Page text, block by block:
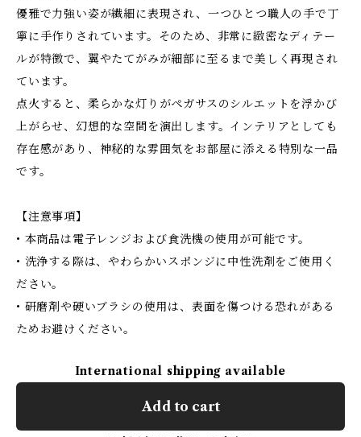
優雅で力強い姿が繊細に表現され、一つひとつ職人の手で丁
寧に手作りされています。そのため、非常に緻密なディテー
ルが特徴で、翼やたてがみが細部に至るまで美しく再現され
ています。
点火すると、柔らかな灯りがペガサスのシルエットを浮かび
上がらせ、幻想的な空間を演出します。インテリアとしても
存在感があり、神秘的な雰囲気をお部屋に添える特別な一品
です。
【注意事項】
• 本商品は電子レンジおよび食洗機の使用が可能です。
• 洗浄する際は、やわらかいスポンジに中性洗剤をご使用く
ださい。
• 研磨剤や硬いブラシの使用は、表面を傷つける恐れがある
ためお避けください。
International shipping available
Add to cart